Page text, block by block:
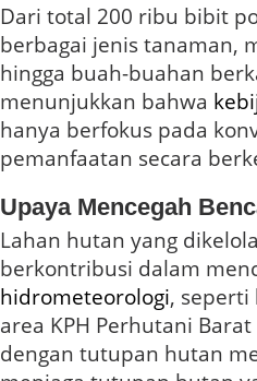
Dari total 200 ribu bibit
berbagai jenis tanaman,
hingga buah-buahan
menunjukkan bahwa
hanya berfokus pada
pemanfaatan secara
Upaya Mencegah
Lahan hutan yang
berkontribusi dalam
hidrometeorologi, seperti
area KPH Perhutani
dengan tutupan hutan